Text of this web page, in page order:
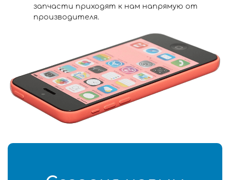
запчасти приходят к нам напрямую от
производителя.